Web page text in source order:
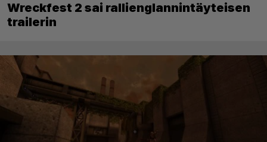
Wreckfest 2 sai rallienglannintäyteisen
trailerin